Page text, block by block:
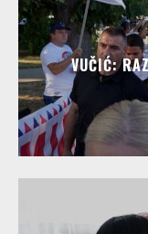
VUČIĆ: